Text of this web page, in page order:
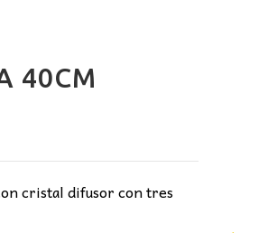
40CM
cristal difusor con tres